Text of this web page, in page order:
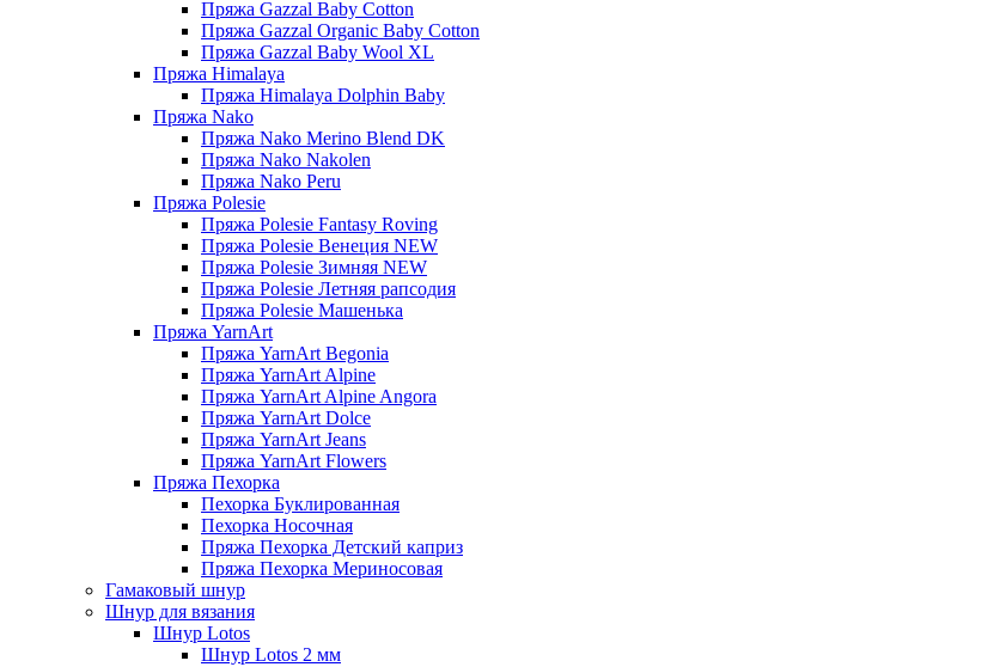
Пряжа Gazzal Baby Cotton
Пряжа Gazzal Organic Baby Cotton
Пряжа Gazzal Baby Wool XL
Пряжа Himalaya
Пряжа Himalaya Dolphin Baby
Пряжа Nako
Пряжа Nako Merino Blend DK
Пряжа Nako Nakolen
Пряжа Nako Peru
Пряжа Polesie
Пряжа Polesie Fantasy Roving
Пряжа Polesie Венеция NEW
Пряжа Polesie Зимняя NEW
Пряжа Polesie Летняя рапсодия
Пряжа Polesie Машенька
Пряжа YarnArt
Пряжа YarnArt Begonia
Пряжа YarnArt Alpine
Пряжа YarnArt Alpine Angora
Пряжа YarnArt Dolce
Пряжа YarnArt Jeans
Пряжа YarnArt Flowers
Пряжа Пехорка
Пехорка Буклированная
Пехорка Носочная
Пряжа Пехорка Детский каприз
Пряжа Пехорка Мериносовая
Гамаковый шнур
Шнур для вязания
Шнур Lotos
Шнур Lotos 2 мм